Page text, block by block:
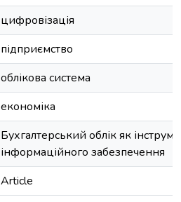
цифровізація
підприємство
облікова система
економіка
Бухгалтерський облік як
інформаційного забезпечення
Article